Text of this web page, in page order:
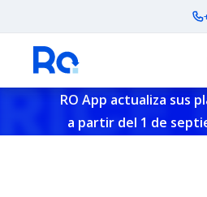
RO App actualiza sus
a partir del 1 de